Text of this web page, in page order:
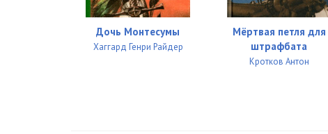
0034
0035
Дочь Монтесумы
Хаггард Генри Райдер
Мёртвая петля для
штрафбата
Кротков Антон